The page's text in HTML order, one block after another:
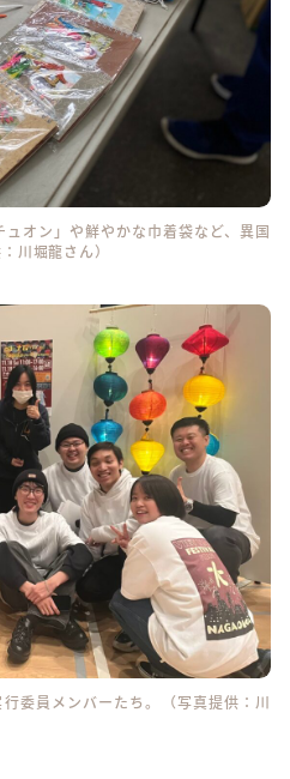
オン」や鮮やかな巾着袋など、異国
川堀龍さん）
委員メンバーたち。（写真提供：川